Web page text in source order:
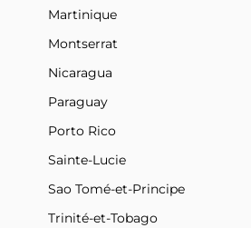
Martinique
Montserrat
Nicaragua
Paraguay
Porto Rico
Sainte-Lucie
Sao Tomé-et-Principe
Trinité-et-Tobago